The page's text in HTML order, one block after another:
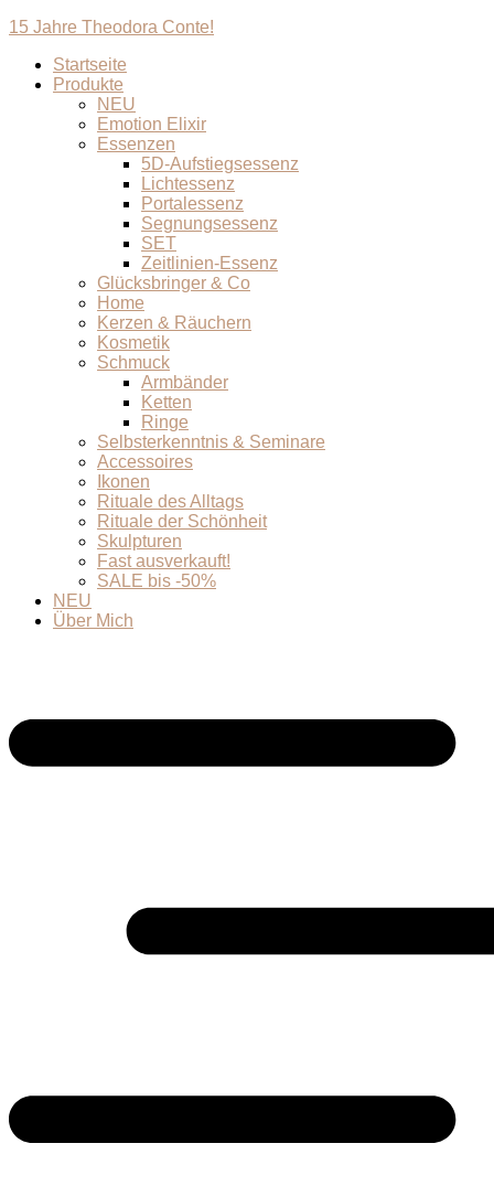
15 Jahre Theodora Conte!
Startseite
Produkte
NEU
Emotion Elixir
Essenzen
5D-Aufstiegsessenz
Lichtessenz
Portalessenz
Segnungsessenz
SET
Zeitlinien-Essenz
Glücksbringer & Co
Home
Kerzen & Räuchern
Kosmetik
Schmuck
Armbänder
Ketten
Ringe
Selbsterkenntnis & Seminare
Accessoires
Ikonen
Rituale des Alltags
Rituale der Schönheit
Skulpturen
Fast ausverkauft!
SALE bis -50%
NEU
Über Mich